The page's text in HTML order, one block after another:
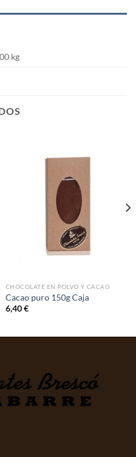
kg
CHOCOLATE EN POLVO Y CACAO
Cacao puro 150g Caja
6,40€